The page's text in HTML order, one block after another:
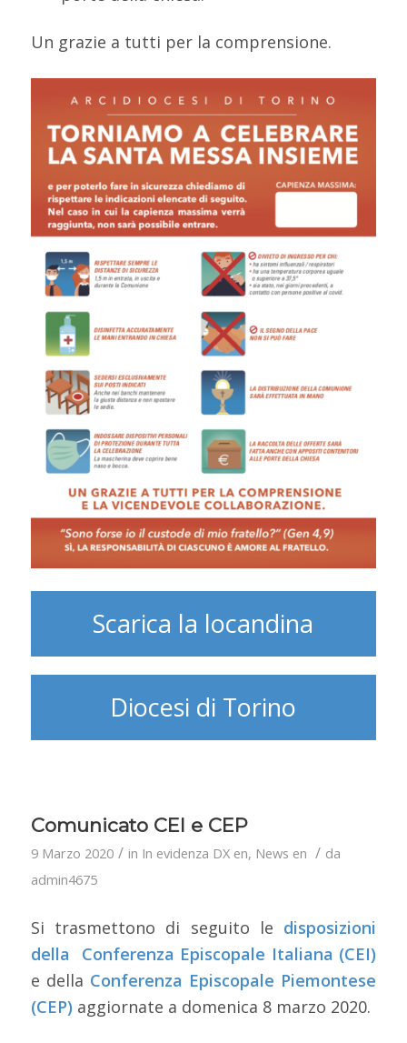
Un grazie a tutti per la comprensione.
Scarica la locandina
Diocesi di Torino
Comunicato CEI e CEP
9 Marzo 2020 / in In evidenza DX en, News en / da
admin4675
Si trasmettono di seguito le disposizioni
della Conferenza Episcopale Italiana (CEI)
e della Conferenza Episcopale Piemontese
(CEP) aggiornate a domenica 8 marzo 2020.